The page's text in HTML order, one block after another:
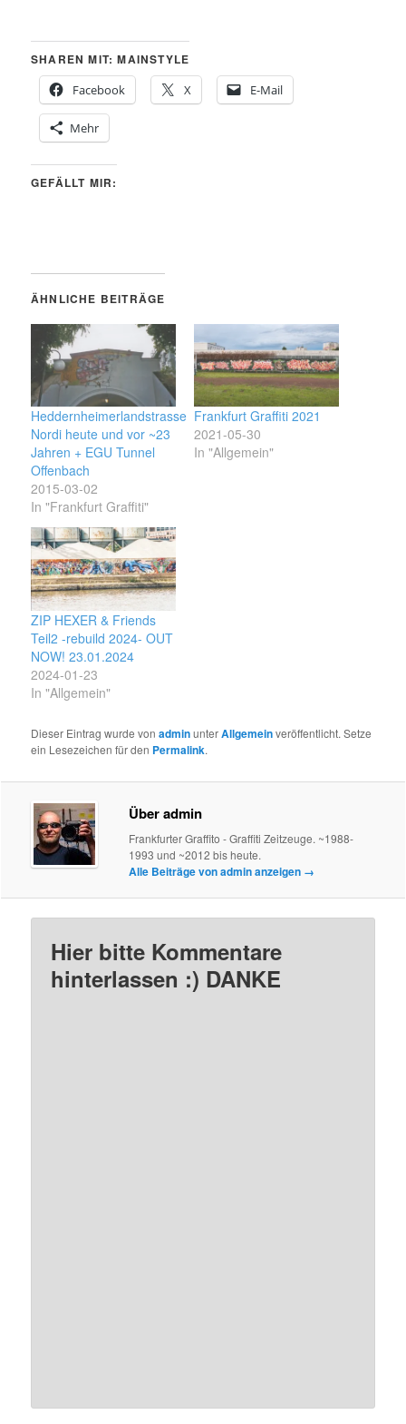
SHAREN MIT: MAINSTYLE
Facebook
X E-Mail
Mehr
GEFÄLLT MIR:
ÄHNLICHE BEITRÄGE
Heddernheimerlandstrasse
Nordi heute und vor ~23
Jahren + EGU Tunnel
Offenbach
2015-03-02
In "Frankfurt Graffiti"
Frankfurt Graffiti 2021
2021-05-30
In "Allgemein"
ZIP HEXER & Friends
Teil2 -rebuild 2024- OUT
NOW! 23.01.2024
2024-01-23
In "Allgemein"
Dieser Eintrag wurde vonadminunterAllgemeinveröffentlicht. Setze
ein Lesezeichen für den Permalink.
Über admin
Frankfurter Graffito - Graffiti Zeitzeuge. ~1988-
1993 und ~2012 bis heute.
Alle Beiträge von admin anzeigen →
Hier bitte Kommentare
hinterlassen :) DANKE